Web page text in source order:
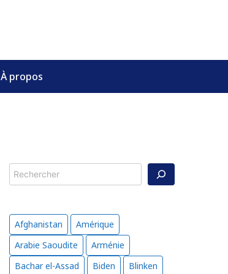
À propos
Rechercher
Afghanistan
Amérique
Arabie Saoudite
Arménie
Bachar el-Assad
Biden
Blinken